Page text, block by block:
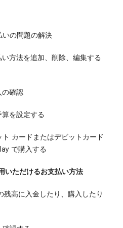
いの問題の解決
方法を追加、削除、編集する
確認
を設定する
カードまたはデビットカード
で購入する
ただけるお支払い方法
高に入金したり、購入したり